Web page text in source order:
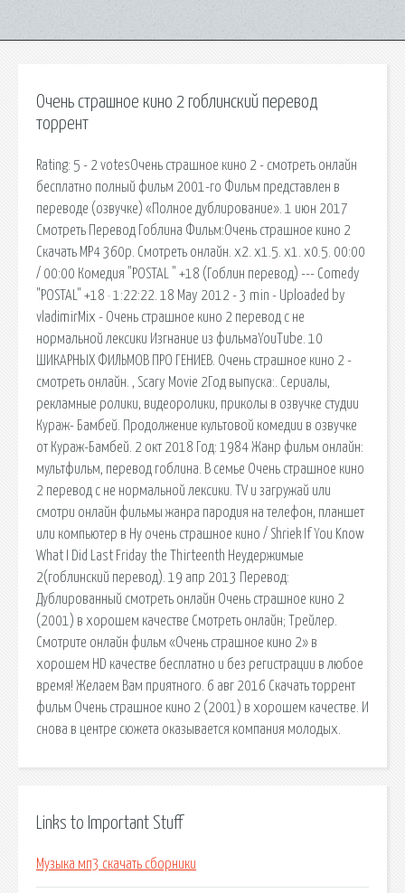
Очень страшное кино 2 гоблинский перевод
торрент
Rating: 5 - 2 votesОчень страшное кино 2 - смотреть онлайн
бесплатно полный фильм 2001-го Фильм представлен в
переводе (озвучке) «Полное дублирование». 1 июн 2017
Смотреть Перевод Гоблина Фильм:Очень страшное кино 2
Скачать MP4 360p. Смотреть онлайн. x2. x1.5. x1. x0.5. 00:00
/ 00:00 Комедия "POSTAL " +18 (Гоблин перевод) --- Comedy
"POSTAL" +18 · 1:22:22. 18 May 2012 - 3 min - Uploaded by
vladimirMix - Очень страшное кино 2 перевод с не
нормальной лексики Изгнание из фильмаYouTube. 10
ШИКАРНЫХ ФИЛЬМОВ ПРО ГЕНИЕВ. Очень страшное кино 2 -
смотреть онлайн. , Scary Movie 2Год выпуска:. Сериалы,
рекламные ролики, видеоролики, приколы в озвучке студии
Кураж- Бамбей. Продолжение культовой комедии в озвучке
от Кураж-Бамбей. 2 окт 2018 Год: 1984 Жанр фильм онлайн:
мультфильм, перевод гоблина. В семье Очень страшное кино
2 перевод с не нормальной лексики. TV и загружай или
смотри онлайн фильмы жанра пародия на телефон, планшет
или компьютер в Ну очень страшное кино / Shriek If You Know
What I Did Last Friday the Thirteenth Неудержимые
2(гоблинский перевод). 19 апр 2013 Перевод:
Дублированный смотреть онлайн Очень страшное кино 2
(2001) в хорошем качестве Смотреть онлайн; Трейлер.
Смотрите онлайн фильм «Очень страшное кино 2» в
хорошем HD качестве бесплатно и без регистрации в любое
время! Желаем Вам приятного. 6 авг 2016 Скачать торрент
фильм Очень страшное кино 2 (2001) в хорошем качестве. И
снова в центре сюжета оказывается компания молодых.
Links to Important Stuff
Музыка мп3 скачать сборники